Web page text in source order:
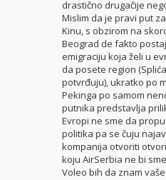
drastično drugačije
Mislim da je pravi put
Kinu, s obzirom na
Beograd de fakto
emigraciju koja želi u
da posete region
potvrđuju), ukratko po
Pekinga po samom
putnika predstavlja
Evropi ne sme da
politika pa se čuju
kompanija otvoriti
koju AirSerbia ne bi
Voleo bih da znam